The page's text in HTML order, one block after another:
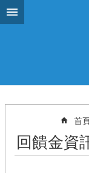
跳到主要內容區塊
首
回饋金資